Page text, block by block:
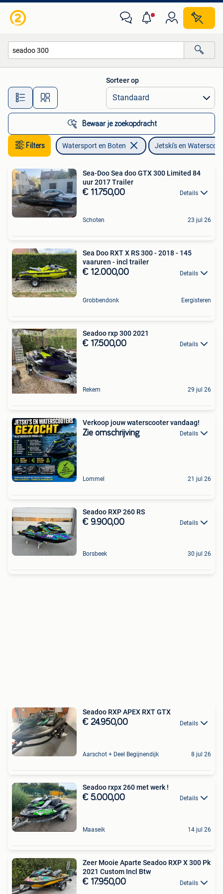
Alle afstanden…
Sorteer op
Bewaar je zoekopdracht
Filters Watersport en Boten Jetski's en
Sea-Doo Sea doo GTX 300 Limited 84
uur 2017 Trailer
€ 11.750,00 Details
Schoten 23 jul 26
Sea Doo RXT X RS 300 - 2018 - 145
vaaruren - incl trailer
€ 12.000,00 Details
Grobbendonk Eergisteren
Seadoo rxp 300 2021
€ 17.500,00 Details
Rekem 29 jul 26
Verkoop jouw waterscooter vandaag!
Zie omschrijving Details
Lommel 21 jul 26
Seadoo RXP 260 RS
€ 9.900,00 Details
Borsbeek 30 jul 26
Seadoo RXP APEX RXT GTX
€ 24.950,00 Details
Aarschot + Deel Begijnendijk 8 jul 26
Seadoo rxpx 260 met werk !
€ 5.000,00 Details
Maaseik 14 jul 26
Zeer Mooie Aparte Seadoo RXP X 300 Pk
2021 Custom Incl Btw
€ 17.950,00 Details